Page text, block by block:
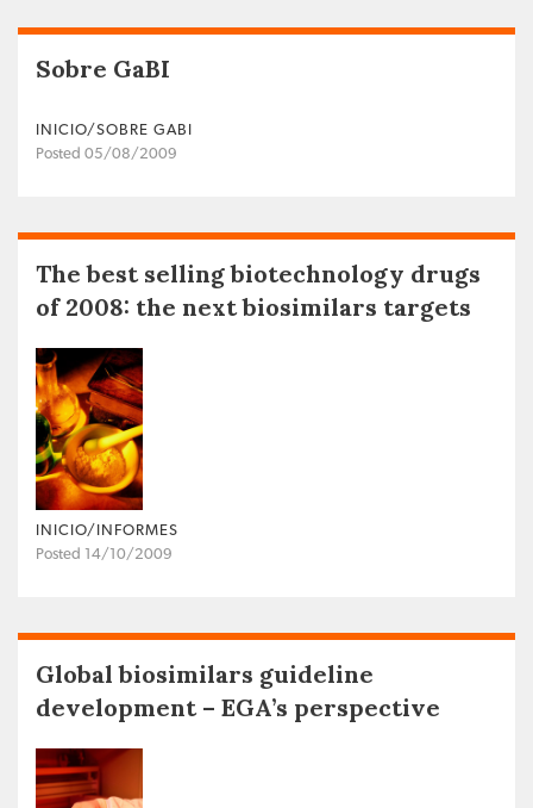
Sobre GaBI
INICIO/SOBRE GABI
Posted 05/08/2009
The best selling biotechnology drugs
of 2008: the next biosimilars targets
INICIO/INFORMES
Posted 14/10/2009
Global biosimilars guideline
development – EGA’s perspective